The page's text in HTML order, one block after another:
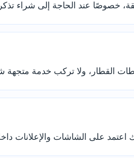
اعتمد على الشاشات والإعلانات